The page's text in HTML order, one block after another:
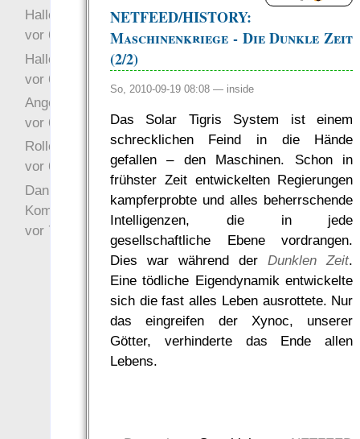
NETFEED/HISTORY:
Maschinenkriege - Die Dunkle Zeit
(2/2)
So, 2010-09-19 08:08 — inside
Das Solar Tigris System ist einem
schrecklichen Feind in die Hände
gefallen – den Maschinen. Schon in
frühster Zeit entwickelten Regierungen
kampferprobte und alles beherrschende
Intelligenzen, die in jede
gesellschaftliche Ebene vordrangen.
Dies war während derDunklen Zeit.
Eine tödliche Eigendynamik entwickelte
sich die fast alles Leben ausrottete. Nur
das eingreifen der Xynoc, unserer
Götter, verhinderte das Ende allen
Lebens.
Hallo Ochrasylion
vor 6 Jahre 9 Wochen
Hallo Drak
vor 6 Jahre 10 Wochen
Angefragt
vor 6 Jahre 10 Wochen
Rollenspielrunde
vor 6 Jahre 10 Wochen
Danke für Deinen
Kommentar!
vor 7 Jahre 22 Wochen